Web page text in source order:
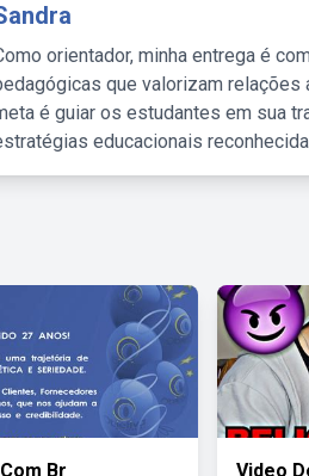
orientador, minha entrega é
que valorizam
é guiar os estudantes em sua
educacionais
Br Video